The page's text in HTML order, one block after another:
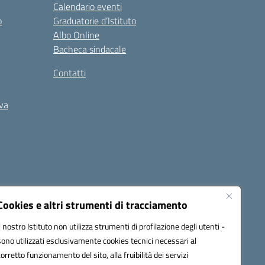
e altri strumenti di tracciamento
nostro Istituto non utilizza strumenti di profilazione degli utenti -
utilizzati esclusivamente cookies tecnici necessari al
funzionamento del sito, alla fruibilità dei servizi
Calendario eventi
Graduatorie d’Istituto
Albo Online
Bacheca sindacale
Contatti